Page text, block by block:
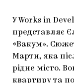
У Works in
представляє
«Вакум».
Марти, яка
рідне місто.
квартиру та